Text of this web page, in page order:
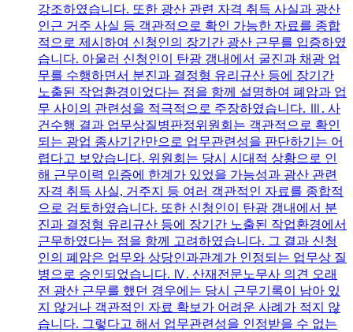
강조하였습니다. 또한 광산 관련 자격 취득 사실과 광산
인근 거주 사실 등 객관적으로 확인 가능한 자료를 종합
적으로 제시하여 신청인의 장기간 광산 근무를 입증하였
습니다. 아울러 신청인이 탄광 갱내에서 굴진과 채광 업
무를 수행하면서 분진과 결정형 유리규산 등에 장기간
노출된 작업환경이었다는 점을 함께 설명하여 폐암과 업
무 사이의 관련성을 적극적으로 주장하였습니다. Ⅲ. 사
건수행 결과 업무상질병판정위원회는 객관적으로 확인
되는 광업 종사기간만으로 업무관련성을 판단하기는 어
렵다고 보았습니다. 위원회는 당시 시대적 상황으로 인
해 근무이력 입증에 한계가 있었을 가능성과 광산 관련
자격 취득 사실, 거주지 등 여러 객관적인 자료를 종합적
으로 검토하였습니다. 또한 신청인이 탄광 갱내에서 분
진과 결정형 유리규산 등에 장기간 노출된 작업환경에서
근무하였다는 점을 함께 고려하였습니다. 그 결과 신청
인의 폐암은 업무와 상당인과관계가 인정되는 업무상 질
병으로 승인되었습니다. Ⅳ. 산재전문노무사 의견 오래
전 광산 근무를 했던 경우에는 당시 근무기록이 남아 있
지 않거나 객관적인 자료 확보가 어려운 사례가 적지 않
습니다. 그렇다고 해서 업무관련성을 인정받을 수 없는